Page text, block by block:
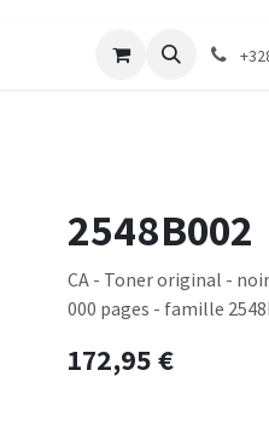
2548B002
CA - Toner original -
000 pages - famille
172,95€